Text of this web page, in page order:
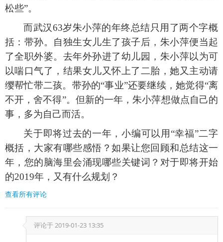
松些”。
而武汉63岁朱小萍的年终总结只用了两个字概
括：带孙。自独生女儿生了孩子后，朱小萍便当起
了全职外婆。去年外孙进了幼儿园，朱小萍以为可
以喘口气了，结果女儿又怀上了二胎，她又主动请
缨帮忙带二孩。带孙的“事业”还要继续，她觉得“离
不开，舍不得”。但新的一年，朱小萍想做点自己的
事，多为自己而活。
关于即将过去的一年，小编可以用 “幸福”二字
概括，大家有哪些感悟？如果让您回顾和总结这一
年，您的脑海里会涌现哪些关键词？对于即将开始
的2019年，又有什么规划？
查看所有评论
评论于2019-01-23 13:35